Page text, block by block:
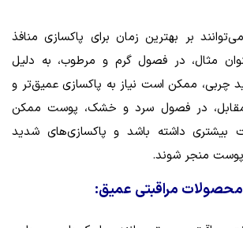
بر بهترین زمان برای پاکسازی منافذ
مثال، در فصول گرم و مرطوب، به دلیل
چربی، ممکن است نیاز به پاکسازی عمیق‌تر و
مقابل، در فصول سرد و خشک، پوست ممکن
بیشتری داشته باشد و پاکسازی‌های شدید
منجر شوند.
محصولات مراقبتی عمیق: